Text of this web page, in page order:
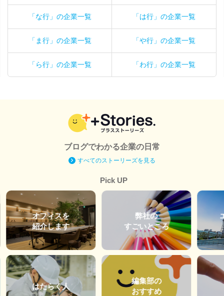
「な行」の企業一覧 「は行」の企業一覧
「ま行」の企業一覧 「や行」の企業一覧
「ら行」の企業一覧 「わ行」の企業一覧
ブログでわかる企業の日常
すべてのストーリーズを見る
Pick UP
オフィスを
紹介します
はたらく人
弊社の
すごいところ
編集部の
おすすめ